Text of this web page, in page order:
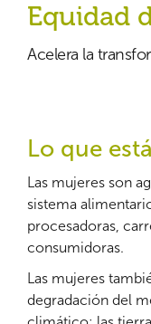
Equidad
Acelera la
Lo que
Las mujeres son
sistema
procesadoras,
consumidoras.
Las mujeres
degradación del